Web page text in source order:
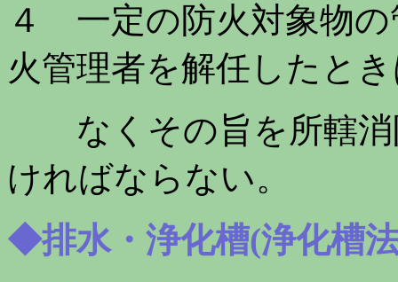
４ 一定の防火対象物の
火管理者を解任したと
なくその旨を所轄消
ければならない。
◆排水・浄化槽(浄化槽